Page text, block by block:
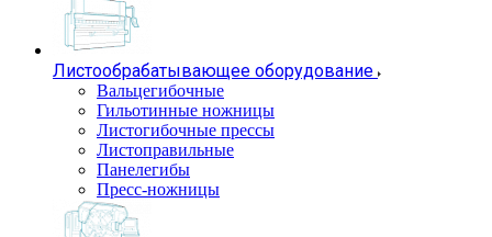
Листообрабатывающее оборудование
Вальцегибочные
Гильотинные ножницы
Листогибочные прессы
Листоправильные
Панелегибы
Пресс-ножницы